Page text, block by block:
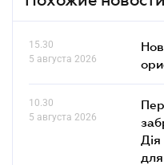
15.30
5 августа 2026
10.30
5 августа 2026
Дія